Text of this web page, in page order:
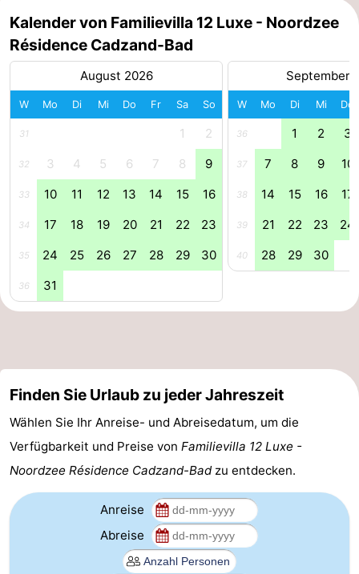
Forum
Route
Parken
Reisebuchshop
Medizin
Walcheren
-
Domburg
-
Zoutelande
-
Vlissingen
Middelburg
Zeeuws-
Kalender von Familievilla 12 Luxe - Noordzee
Résidence Cadzand-Bad
August 2026
W Mo Di Mi Do Fr Sa So
31 1 2
32 3 4 5 6 7 8 9
33 10 11 12 13 14 15 16
34 17 18 19 20 21 22 23
35 24 25 26 27 28 29 30
36 31
September
W Mo Di Mi Do
36 1 2 3
37 7 8 9 10
38 14 15 16 17
39 21 22 23 24
40 28 29 30
Finden Sie Urlaub zu jeder Jahreszeit
Wählen Sie Ihr Anreise- und Abreisedatum, um die
Verfügbarkeit und Preise von Familievilla 12 Luxe -
Noordzee Résidence Cadzand-Badzu entdecken.
Anreise
Abreise